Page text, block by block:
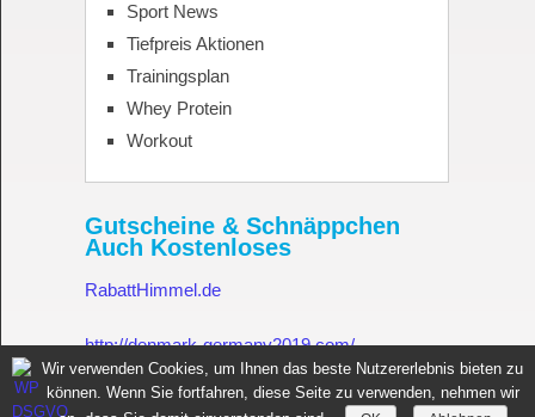
Sport News
Tiefpreis Aktionen
Trainingsplan
Whey Protein
Workout
Gutscheine & Schnäppchen
Auch Kostenloses
RabattHimmel.de
http://denmark-germany2019.com/
Gutschein.Rabatthimmel.de
Wir verwenden Cookies, um Ihnen das beste Nutzererlebnis bieten zu
können. Wenn Sie fortfahren, diese Seite zu verwenden, nehmen wir